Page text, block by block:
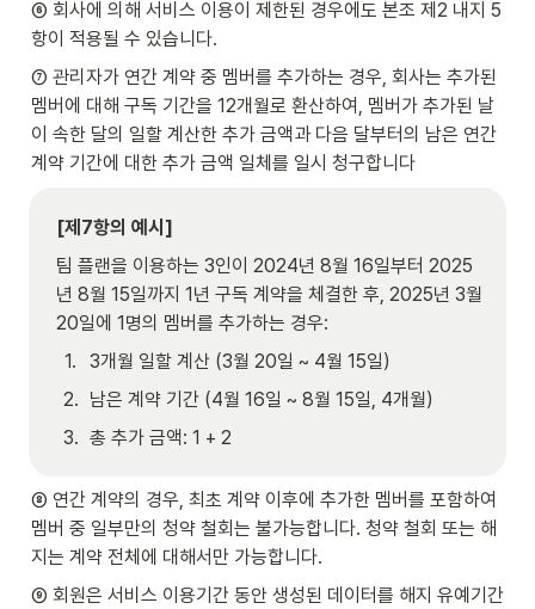
⑥ 회사에 의해 서비스 이용이 제한된 경우에도 본조 제2 내지 5
항이 적용될 수 있습니다.
⑦ 관리자가 연간 계약 중 멤버를 추가하는 경우, 회사는 추가된
멤버에 대해 구독 기간을 12개월로 환산하여, 멤버가 추가된 날
이 속한 달의 일할 계산한 추가 금액과 다음 달부터의 남은 연간
계약 기간에 대한 추가 금액 일체를 일시 청구합니다
[제7항의 예시]
팀 플랜을 이용하는 3인이 2024년 8월 16일부터 2025
년 8월 15일까지 1년 구독 계약을 체결한 후, 2025년 3월
20일에 1명의 멤버를 추가하는 경우:
1.
3개월 일할 계산 (3월 20일 ~ 4월 15일)
2. 남은 계약 기간 (4월 16일 ~ 8월 15일, 4개월)
3. 총 추가 금액: 1 + 2
⑧ 연간 계약의 경우, 최초 계약 이후에 추가한 멤버를 포함하여
멤버 중 일부만의 청약 철회는 불가능합니다. 청약 철회 또는 해
지는 계약 전체에 대해서만 가능합니다.
⑨ 회원은 서비스 이용기간 동안 생성된 데이터를 해지 유예기간